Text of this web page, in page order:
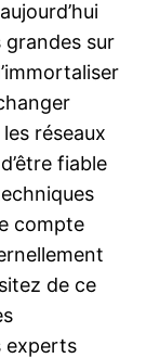
grandes sur
réseaux
fiable
compte
de ce
experts